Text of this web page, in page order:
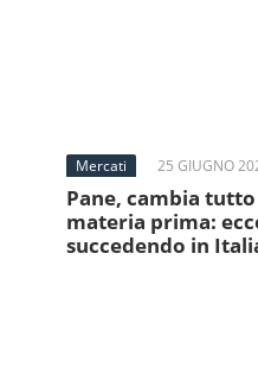
Mercati 25 GIUGNO
Pane, cambia
materia prima:
succedendo in